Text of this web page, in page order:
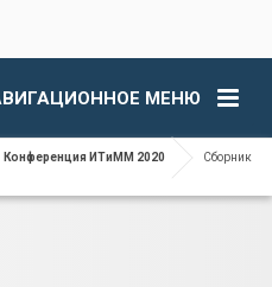
МЕНЮ
Конференция ИТиММ 2020 Сборник